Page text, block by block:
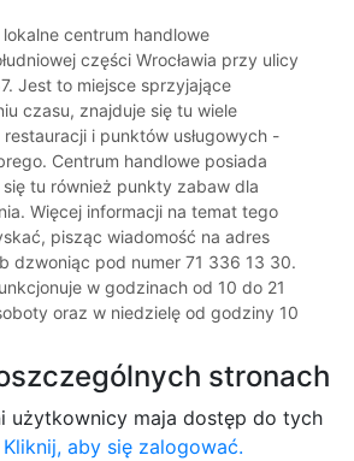
lokalne centrum handlowe
części Wrocławia przy ulicy
Jest to miejsce sprzyjające
czasu, znajduje się tu wiele
i punktów usługowych -
Centrum handlowe posiada
tu również punkty zabaw dla
Więcej informacji na temat tego
pisząc wiadomość na adres
dzwoniąc pod numer 71 336 13 30.
w godzinach od 10 do 21
oraz w niedzielę od godziny 10
stronach
użytkownicy maja dostęp do tych
Kliknij, aby się zalogować.